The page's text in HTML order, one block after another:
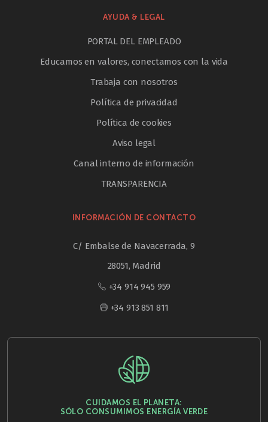
AYUDA & LEGAL
PORTAL DEL EMPLEADO
Educamos en valores, conectamos con la vida
Trabaja con nosotros
Política de privacidad
Política de cookies
Aviso legal
Canal interno de información
TRANSPARENCIA
INFORMACIÓN DE CONTACTO
C/ Embalse de Navacerrada, 9
28051, Madrid
+34 914 945 959
+34 913 851 811
CUIDAMOS EL PLANETA:
SÓLO CONSUMIMOS ENERGÍA VERDE